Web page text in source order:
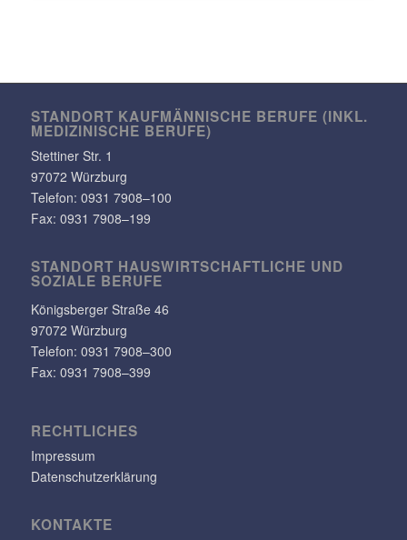
STANDORT KAUF­MÄN­NI­SCHE BERUFE (INKL.
MEDI­ZI­NI­SCHE BERUFE)
Stet­tiner Str. 1
97072 Würzburg
Telefon: 0931 7908–100
Fax: 0931 7908–199
STANDORT HAUS­WIRT­SCHAFT­LICHE UND
SOZIALE BERUFE
Königs­berger Straße 46
97072 Würzburg
Telefon: 0931 7908–300
Fax: 0931 7908–399
RECHT­LI­CHES
Impressum
Datenschutzerklärung
KONTAKTE